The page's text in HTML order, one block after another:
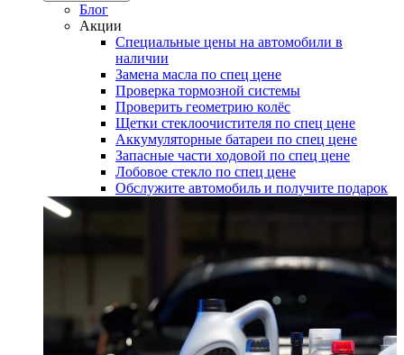
Блог
Акции
Специальные цены на автомобили в
наличии
Замена масла по спец цене
Проверка тормозной системы
Проверить геометрию колёс
Щетки стеклоочистителя по спец цене
Аккумуляторные батареи по спец цене
Запасные части ходовой по спец цене
Лобовое стекло по спец цене
Обслужите автомобиль и получите подарок